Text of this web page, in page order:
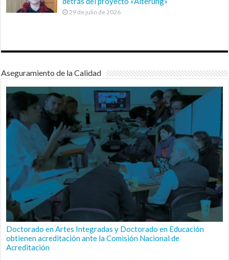
29 de julio de 2026
Aseguramiento de la Calidad
Doctorado en Artes Integradas y Doctorado en Educación
obtienen acreditación ante la Comisión Nacional de
Acreditación